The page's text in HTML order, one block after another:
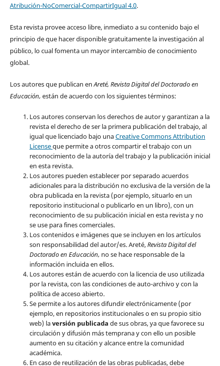
Atribución-NoComercial-CompartirIgual 4.0.
Esta revista provee acceso libre, inmediato a su contenido bajo el
principio de que hacer disponible gratuitamente la investigación al
público, lo cual fomenta un mayor intercambio de conocimiento
global.
Los autores que publican enAreté, Revista Digital del Doctorado en
Educación, están de acuerdo con los siguientes términos:
Los autores conservan los derechos de autor y garantizan a la
revista el derecho de ser la primera publicación del trabajo, al
igual que licenciado bajo unaCreative Commons Attribution
Licenseque permite a otros compartir el trabajo con un
reconocimiento de la autoría del trabajo y la publicación inicial
en esta revista.
Los autores pueden establecer por separado acuerdos
adicionales para la distribución no exclusiva de la versión de la
obra publicada en la revista (por ejemplo, situarlo en un
repositorio institucional o publicarlo en un libro), con un
reconocimiento de su publicación inicial en esta revista y no
se use para fines comerciales.
Los contenidos e imágenes que se incluyen en los artículos
son responsabilidad del autor/es. Areté,Revista Digital del
Doctorado en Educación, no se hace responsable de la
información incluida en ellos.
Los autores están de acuerdo con la licencia de uso utilizada
por la revista, con las condiciones de auto-archivo y con la
política de acceso abierto.
Se permite a los autores difundir electrónicamente (por
ejemplo, en repositorios institucionales o en su propio sitio
web) laversión publicada de sus obras, ya que favorece su
circulación y difusión más temprana y con ello un posible
aumento en su citación y alcance entre la comunidad
académica.
En caso de reutilización de las obras publicadas, debe